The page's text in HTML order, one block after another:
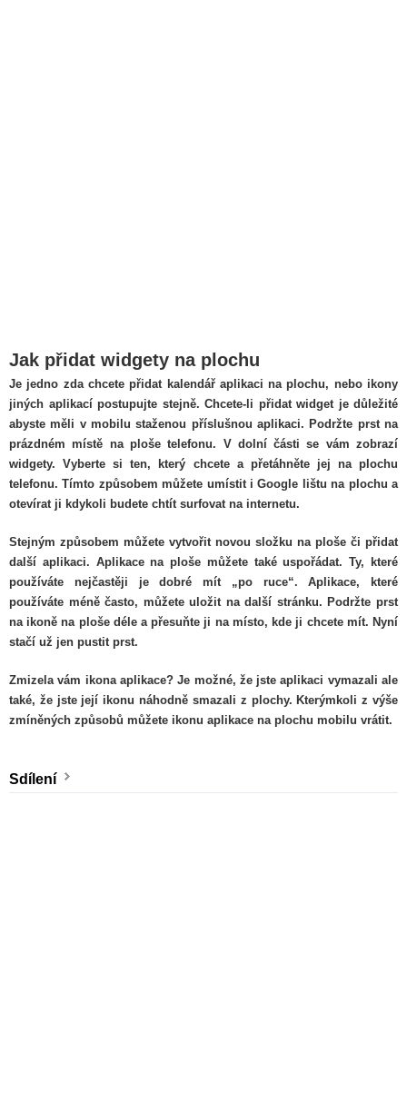
Jak přidat widgety na plochu
Je jedno zda chcete přidat kalendář aplikaci na plochu, nebo ikony
jiných aplikací postupujte stejně. Chcete-li přidat widget je důležité
abyste měli v mobilu staženou příslušnou aplikaci. Podržte prst na
prázdném místě na ploše telefonu. V dolní části se vám zobrazí
widgety. Vyberte si ten, který chcete a přetáhněte jej na plochu
telefonu. Tímto způsobem můžete umístit i Google lištu na plochu a
otevírat ji kdykoli budete chtít surfovat na internetu.
Stejným způsobem můžete vytvořit novou složku na ploše či přidat
další aplikaci. Aplikace na ploše můžete také uspořádat. Ty, které
používáte nejčastěji je dobré mít „po ruce“. Aplikace, které
používáte méně často, můžete uložit na další stránku. Podržte prst
na ikoně na ploše déle a přesuňte ji na místo, kde ji chcete mít. Nyní
stačí už jen pustit prst.
Zmizela vám ikona aplikace? Je možné, že jste aplikaci vymazali ale
také, že jste její ikonu náhodně smazali z plochy. Kterýmkoli z výše
zmíněných způsobů můžete ikonu aplikace na plochu mobilu vrátit.
Sdílení